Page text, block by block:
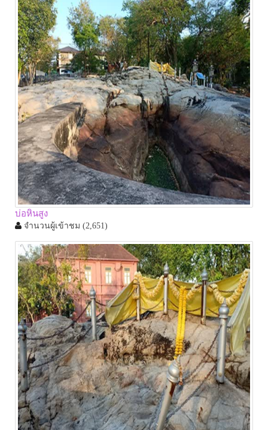
บ่อหินสูง
จำนวนผู้เข้าชม (2,651)